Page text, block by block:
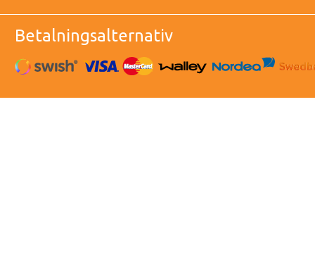
Betalningsalternativ